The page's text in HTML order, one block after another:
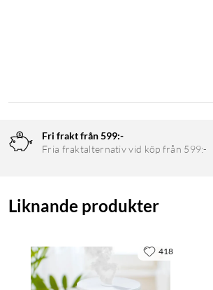
Fri frakt från 599:-
Fria fraktalternativ vid köp från 599:-
Liknande produkter
418